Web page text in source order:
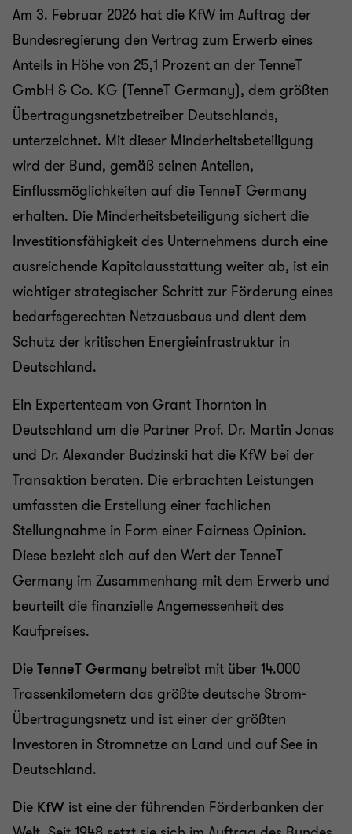
Am 3. Februar 2026 hat die KfW im Auftrag der
Bundesregierung den Vertrag zum Erwerb eines
Anteils in Höhe von 25,1 Prozent an der TenneT
GmbH & Co. KG (TenneT Germany), dem größten
Übertragungsnetzbetreiber Deutschlands,
unterzeichnet. Mit dieser Minderheitsbeteiligung
wird der Bund, gemäß seinen Anteilen,
Einflussmöglichkeiten auf die TenneT Germany
erhalten. Die Minderheitsbeteiligung sichert die
Investitionsfähigkeit des Unternehmens durch eine
ausreichende Kapitalausstattung weiter ab, ist ein
wichtiger strategischer Schritt zur Förderung eines
bedarfsgerechten Netzausbaus und dient dem
Schutz der kritischen Energieinfrastruktur in
Deutschland.
Ein Expertenteam von Grant Thornton in
Deutschland um die Partner Prof. Dr. Martin Jonas
und Dr. Alexander Budzinski hat die KfW bei der
Transaktion beraten. Die erbrachten Leistungen
umfassten die Erstellung einer fachlichen
Stellungnahme in Form einer Fairness Opinion.
Diese bezieht sich auf den Wert der TenneT
Germany im Zusammenhang mit dem Erwerb und
beurteilt die finanzielle Angemessenheit des
Kaufpreises.
Die TenneT Germany betreibt mit über 14.000
Trassenkilometern das größte deutsche Strom-
Übertragungsnetz und ist einer der größten
Investoren in Stromnetze an Land und auf See in
Deutschland.
Die KfW ist eine der führenden Förderbanken der